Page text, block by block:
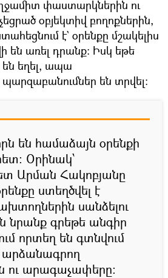
փաստարկներին ու
օբյեկտիվ բողոքներին,
է` օրենքը մշակելիս
են առել դրանք։ Իսկ եթե
են եղել, ապա
են տրվել։
են համաձայն օրենքի
Օրինակ՝
Արման Հակոբյանը
ստեղծվել է
սանձելու
նրանք գրեթե անգիր
որտեղ են գտնվում
ու արագաչափերը։